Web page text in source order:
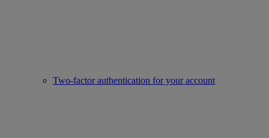
Two-factor authentication for your account